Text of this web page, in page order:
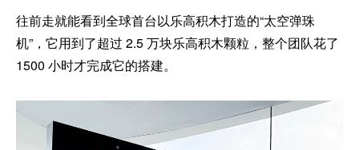
往前走就能看到全球首台以乐高积木打造的“太空弹珠
机”，它用到了超过 2.5 万块乐高积木颗粒，整个团队花了
1500 小时才完成它的搭建。